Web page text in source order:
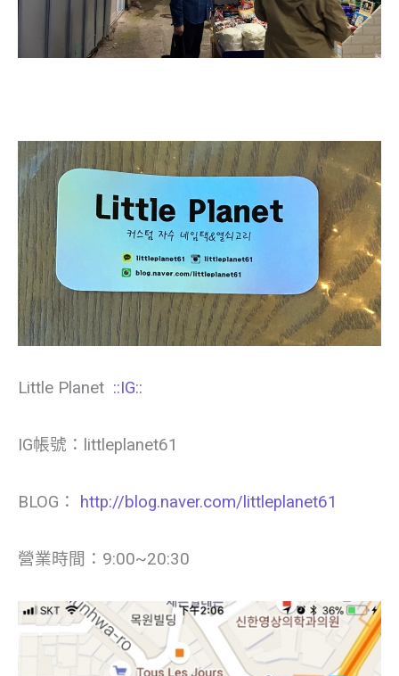
Little Planet ::IG::
IG帳號：littleplanet61
BLOG： http://blog.naver.com/littleplanet61
營業時間：9:00~20:30